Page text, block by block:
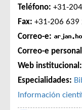
Teléfono: +31-
Fax: +31-206 639
Correo-e:
Correo-e
Web institucional:
Especialidades:
Información